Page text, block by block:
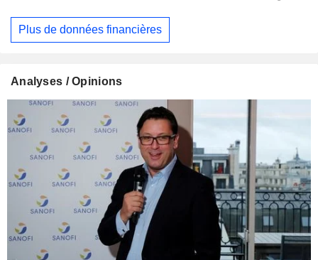
Plus de données financières
Analyses / Opinions